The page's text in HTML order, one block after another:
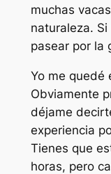
muchas
naturaleza.
pasear por la
Yo me quedé
Obviamente
déjame
experiencia
Tienes que
horas, pero